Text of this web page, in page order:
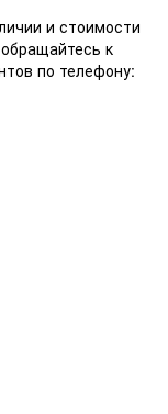
и стоимости
к
по телефону: